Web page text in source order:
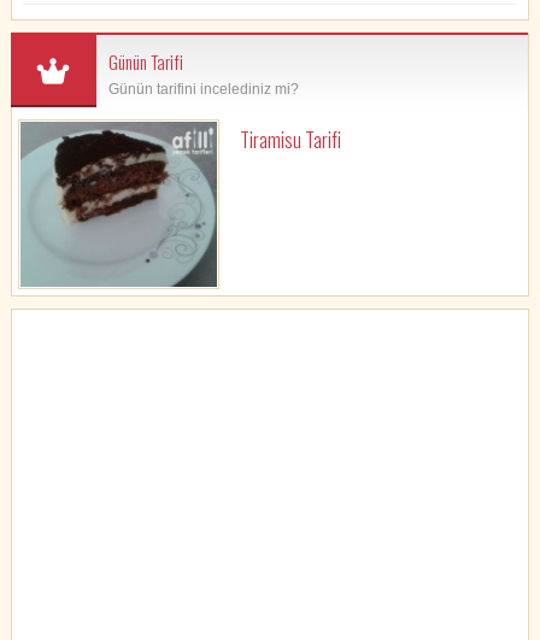
Günün Tarifi
Günün tarifini incelediniz mi?
Tiramisu Tarifi